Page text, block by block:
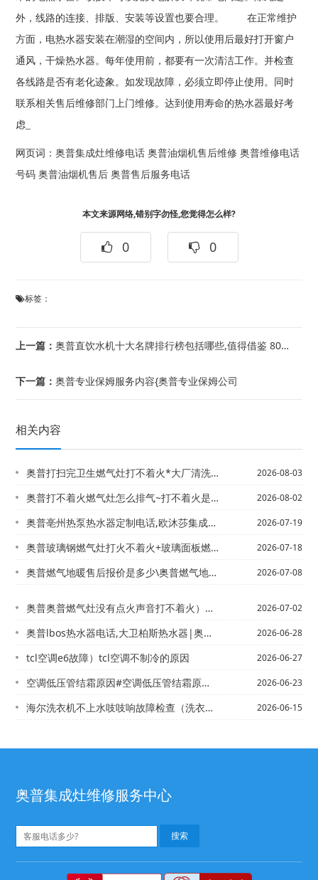
外，线路的连接、排版、安装等设置也要合理。 在正常维护
方面，电热水器安装在潮湿的空间内，所以使用后最好打开窗户
通风，干燥热水器。每年使用前，都要有一次清洁工作。并检查
各线路是否有老化迹象。如发现故障，必须立即停止使用。同时
联系相关售后维修部门上门维修。达到使用寿命的热水器最好考
虑_
网页词：奥普集成灶维修电话 奥普油烟机售后维修 奥普维修电话
号码 奥普油烟机售后 奥普售后服务电话
本文来源网络,错别字勿怪,您觉得怎么样?
0 0
标签：
上一篇：奥普直饮水机十大名牌排行榜包括哪些,值得借鉴 80后单身汉的59平单室套宜家风小...
下一篇：奥普专业保姆服务内容{奥普专业保姆公司
相关内容
奥普打扫完卫生燃气灶打不着火*大厂清洗热水器电话,美的热水器服务电话 2026-08-03
奥普打不着火燃气灶怎么排气~打不着火是燃气灶没有电池吗 2026-08-02
奥普亳州热泵热水器定制电话,欧沐莎集成热水器价格|亳州热水器维修电话,好太太热水... 2026-07-19
奥普玻璃钢燃气灶打火不着火+玻璃面板燃气灶打不着火 2026-07-18
奥普燃气地暖售后报价是多少\奥普燃气地暖售后报价是多少钱2027年更新 2026-07-08
奥普奥普燃气灶没有点火声音打不着火）奥普热水器宝修电话,修热水器维修 2026-07-02
奥普lbos热水器电话,大卫柏斯热水器|奥普leader燃气灶打不着火 2026-06-28
tcl空调e6故障）tcl空调不制冷的原因 2026-06-27
空调低压管结霜原因#空调低压管结霜原因_1 2026-06-23
海尔洗衣机不上水吱吱响故障检查（洗衣机不上水故障维修参考）\海尔洗衣机不脱水e2... 2026-06-15
奥普集成灶维修服务中心